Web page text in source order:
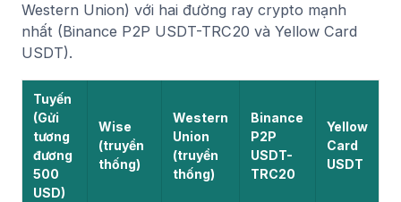
Western Union) với hai đường ray crypto mạnh
nhất (Binance P2P USDT-TRC20 và Yellow Card
USDT).
Tuyến
(Gửi
tương
đương
500
USD)
Wise
(truyền
thống)
Western
Union
(truyền
thống)
Binance
P2P
USDT-
TRC20
Yellow
Card
USDT